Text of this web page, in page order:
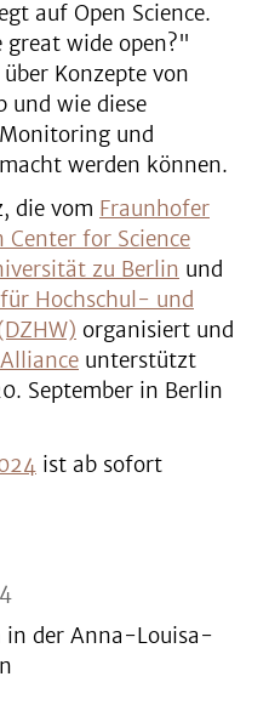
auf Open Science.
wide open?"
Konzepte von
und wie diese
und
werden können.
die vom Fraunhofer
Center for Science
zu Berlin und
Hochschul- und
organisiert und
unterstützt
September in Berlin
ist ab sofort
in der Anna-Louisa-